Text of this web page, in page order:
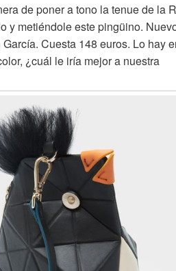
de poner a tono la tenue de la
y metiéndole este pingüino.
Cuesta 148 euros. Lo hay
¿cuál le iría mejor a nuestra